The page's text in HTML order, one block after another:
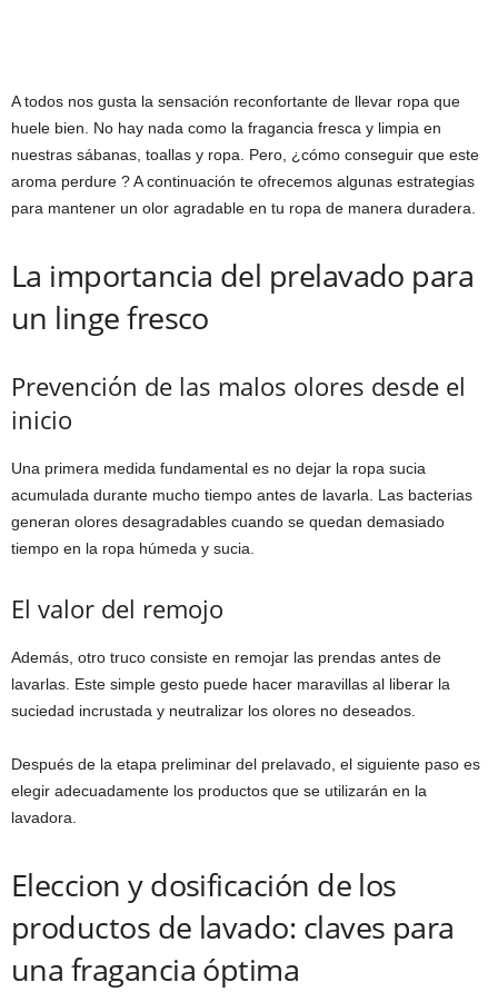
A todos nos gusta la sensación reconfortante de llevar ropa que
huele bien. No hay nada como la fragancia fresca y limpia en
nuestras sábanas, toallas y ropa. Pero, ¿cómo conseguir que este
aroma perdure ? A continuación te ofrecemos algunas estrategias
para mantener un olor agradable en tu ropa de manera duradera.
La importancia del prelavado para
un linge fresco
Prevención de las malos olores desde el
inicio
Una primera medida fundamental es no dejar la ropa sucia
acumulada durante mucho tiempo antes de lavarla. Las bacterias
generan olores desagradables cuando se quedan demasiado
tiempo en la ropa húmeda y sucia.
El valor del remojo
Además, otro truco consiste en remojar las prendas antes de
lavarlas. Este simple gesto puede hacer maravillas al liberar la
suciedad incrustada y neutralizar los olores no deseados.
Después de la etapa preliminar del prelavado, el siguiente paso es
elegir adecuadamente los productos que se utilizarán en la
lavadora.
Eleccion y dosificación de los
productos de lavado: claves para
una fragancia óptima